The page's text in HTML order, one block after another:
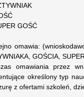
GOŚĆ
omawia:
GOŚCIA,
omawiania przez
określony typ
z ofertami szkoleń,